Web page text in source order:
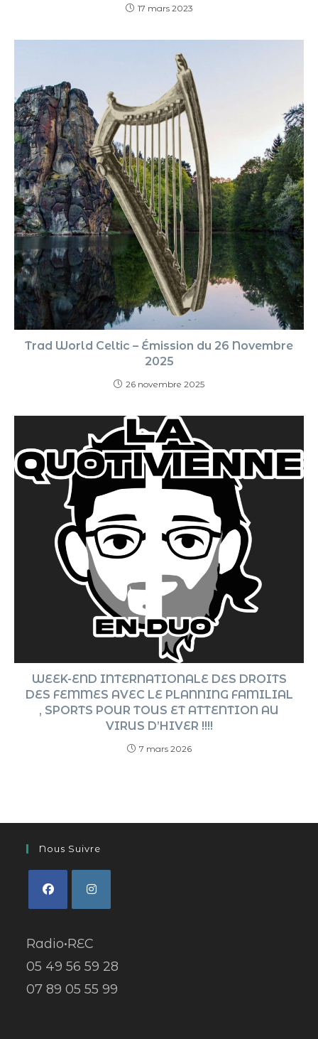
17 mars 2023
Trad World Celtic – Émission du 26 Novembre
2025
26 novembre 2025
WEEK-END INTERNATIONALE DES DROITS
DES FEMMES AVEC LE PLANNING FAMILIAL
, SPORTS POUR TOUS ET ATTENTION AU
VIRUS D’HIVER !!!!
7 mars 2026
Nous Suivre
Radio•REC
05 49 56 59 28
07 89 05 55 99